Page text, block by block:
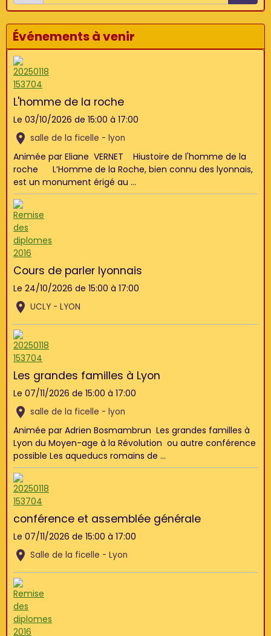
Événements à venir
L'homme de la roche
Le 03/10/2026 de 15:00 à 17:00
salle de la ficelle - lyon
Animée par Eliane VERNET Hiustoire de l'homme de la
roche L’Homme de la Roche, bien connu des lyonnais,
est un monument érigé au ...
Cours de parler lyonnais
Le 24/10/2026 de 15:00 à 17:00
UCLY - LYON
Les grandes familles à Lyon
Le 07/11/2026 de 15:00 à 17:00
salle de la ficelle - lyon
Animée par Adrien Bosmambrun Les grandes familles à
Lyon du Moyen-age à la Révolution ou autre conférence
possible Les aqueducs romains de ...
conférence et assemblée générale
Le 07/11/2026 de 15:00 à 17:00
Salle de la ficelle - Lyon